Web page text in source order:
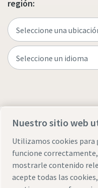
región:
Nuestro sitio web
Utilizamos cookies
funcione
mostrarle contenido
acepte todas las